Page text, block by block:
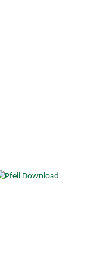
Download